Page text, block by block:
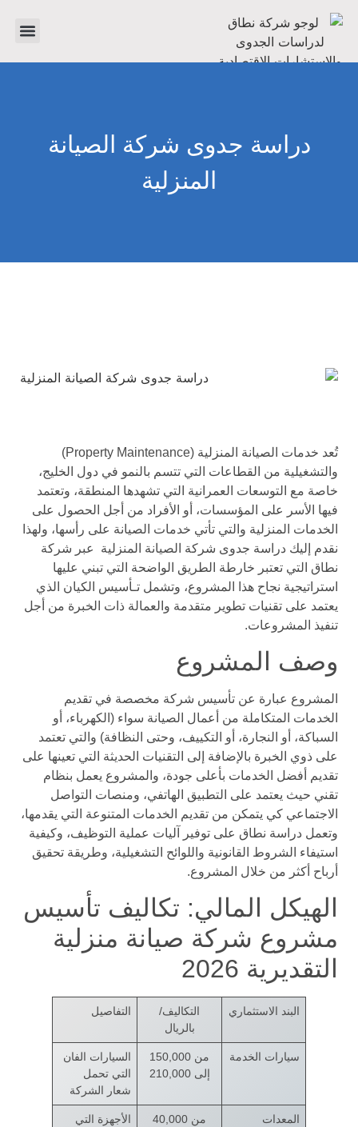
دراسة جدوى شركة الصيانة
المنزلية
تُعد خدمات الصيانة المنزلية (Property Maintenance)
والتشغيلية من القطاعات التي تتسم بالنمو في دول الخليج،
خاصة مع التوسعات العمرانية التي تشهدها المنطقة، وتعتمد
فيها الأسر على المؤسسات، أو الأفراد من أجل الحصول على
الخدمات المنزلية والتي تأتي خدمات الصيانة على رأسها، ولهذا
نقدم إليك دراسة جدوى شركة الصيانة المنزلية عبر شركة
نطاق التي تعتبر خارطة الطريق الواضحة التي تبني عليها
استراتيجية نجاح هذا المشروع، وتشمل تـأسيس الكيان الذي
يعتمد على تقنيات تطوير متقدمة والعمالة ذات الخبرة من أجل
تنفيذ المشروعات.
وصف المشروع
المشروع عبارة عن تأسيس شركة مخصصة في تقديم
الخدمات المتكاملة من أعمال الصيانة سواء (الكهرباء، أو
السباكة، أو النجارة، أو التكييف، وحتى النظافة) والتي تعتمد
على ذوي الخبرة بالإضافة إلى التقنيات الحديثة التي تعينها على
تقديم أفضل الخدمات بأعلى جودة، والمشروع يعمل بنظام
تقني حيث يعتمد على التطبيق الهاتفي، ومنصات التواصل
الاجتماعي كي يتمكن من تقديم الخدمات المتنوعة التي يقدمها،
وتعمل دراسة نطاق على توفير آليات عملية التوظيف، وكيفية
استيفاء الشروط القانونية واللوائح التشغيلية، وطريقة تحقيق
أرباح أكثر من خلال المشروع.
الهيكل المالي: تكاليف تأسيس
مشروع شركة صيانة منزلية
التقديرية 2026
البند الاستثماري
التكاليف/
بالريال
التفاصيل
سيارات الخدمة
من 150,000
إلى 210,000
السيارات الفان
التي تحمل
شعار الشركة
المعدات
من 40,000
الأجهزة التي